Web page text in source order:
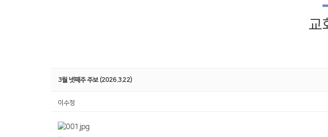
교
3월 넷째주 주보 (2026.3.22)
이수정